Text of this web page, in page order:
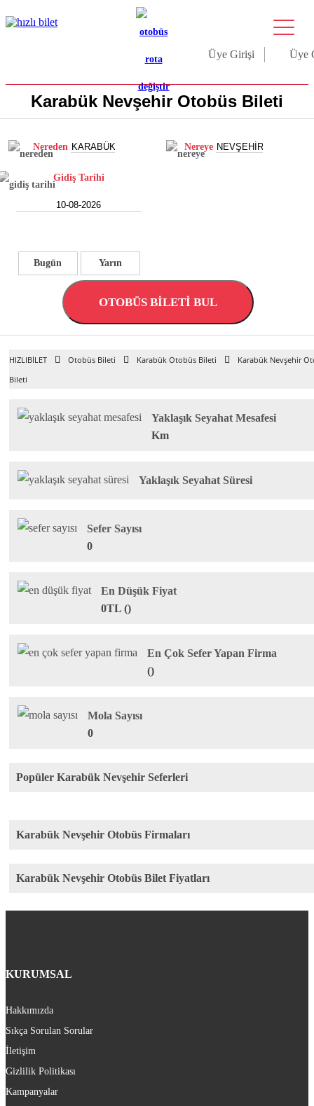
Üye Girişi Üye
Karabük Nevşehir Otobüs Bileti
Nereden Nereye
Gidiş Tarihi
Bugün Yarın
OTOBÜS BİLETİ BUL
HIZLIBİLET Otobüs Bileti Karabük Otobüs Bileti
Karabük Nevşehir
Bileti
Yaklaşık Seyahat Mesafesi
Km
Yaklaşık Seyahat Süresi
Sefer Sayısı
0
En Düşük Fiyat
0TL ()
En Çok Sefer Yapan Firma
()
Mola Sayısı
0
Popüler Karabük Nevşehir Seferleri
Karabük Nevşehir Otobüs Firmaları
Karabük Nevşehir Otobüs Bilet Fiyatları
KURUMSAL
Hakkımızda
Sıkça Sorulan Sorular
İletişim
Gizlilik Politikası
Kampanyalar